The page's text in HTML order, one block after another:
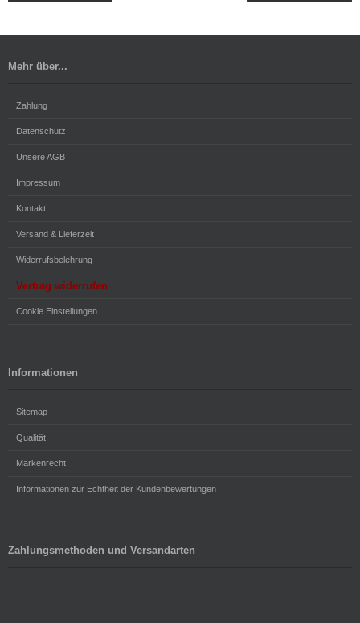
Mehr über...
Zahlung
Datenschutz
Unsere AGB
Impressum
Kontakt
Versand & Lieferzeit
Widerrufsbelehrung
Vertrag widerrufen
Cookie Einstellungen
Informationen
Sitemap
Qualität
Markenrecht
Informationen zur Echtheit der Kundenbewertungen
Zahlungsmethoden und Versandarten